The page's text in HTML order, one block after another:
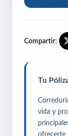
Compartir:
Tu
vida y
ofrecerte